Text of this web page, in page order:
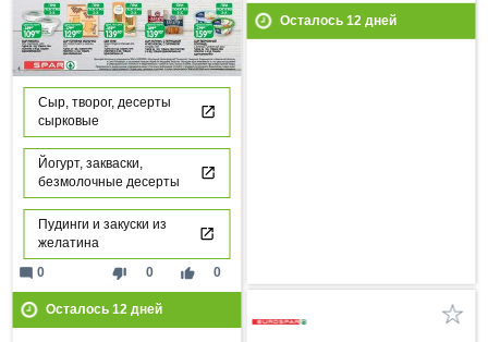
Осталось 12дней
Сыр, творог, десерты
сырковые
Йогурт, закваски,
безмолочные десерты
Пудинги и закуски из
желатина
thumb_down 0 thumb_up 0
mode_comment 0
Осталось 12дней